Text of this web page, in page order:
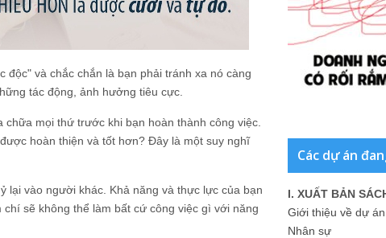
độc" và chắc chắn là bạn phải tránh xa nó càng
tác động, ảnh hưởng tiêu cực.
mọi thứ trước khi bạn hoàn thành công việc.
hoàn thiện và tốt hơn? Đây là một suy nghĩ
lại vào người khác. Khả năng và thực lực của bạn
sẽ không thể làm bất cứ công việc gì với năng
Các dự án
I. XUẤT BẢN
Giới thiệu về dự
Nhân sự